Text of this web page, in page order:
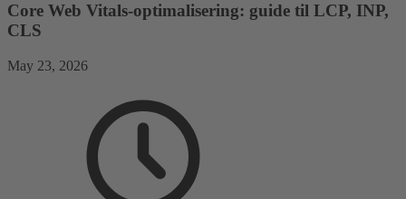
Core Web Vitals-optimalisering: guide til LCP, INP,
CLS
May 23, 2026